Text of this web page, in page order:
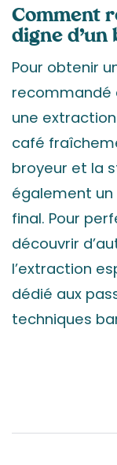
Comment
digne
Pour obtenir
recommandé
une
café
broyeur et la
également
final. Pour
découvrir
l’extraction
dédié aux
techniques